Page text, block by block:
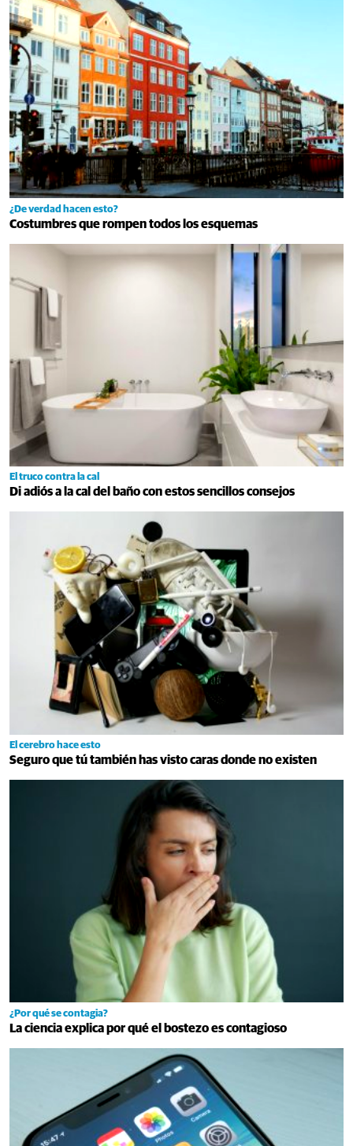
¿De verdad hacen esto?
Costumbres que rompen todos los esquemas
El truco contra la cal
Di adiós a la cal del baño con estos sencillos consejos
El cerebro hace esto
Seguro que tú también has visto caras donde no existen
¿Por qué se contagia?
La ciencia explica por qué el bostezo es contagioso